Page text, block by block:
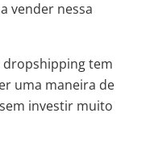
vender nessa
dropshipping tem
uma maneira de
investir muito